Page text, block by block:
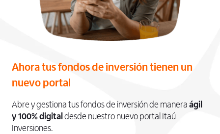
Ahora tus fondos de inversión tienen un
nuevo portal
Abre y gestiona tus fondos de inversión de manera ágil
y 100% digitaldesde nuestro nuevo portal Itaú
Inversiones.